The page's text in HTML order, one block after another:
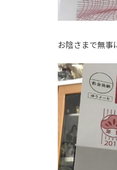
お陰さまで無事